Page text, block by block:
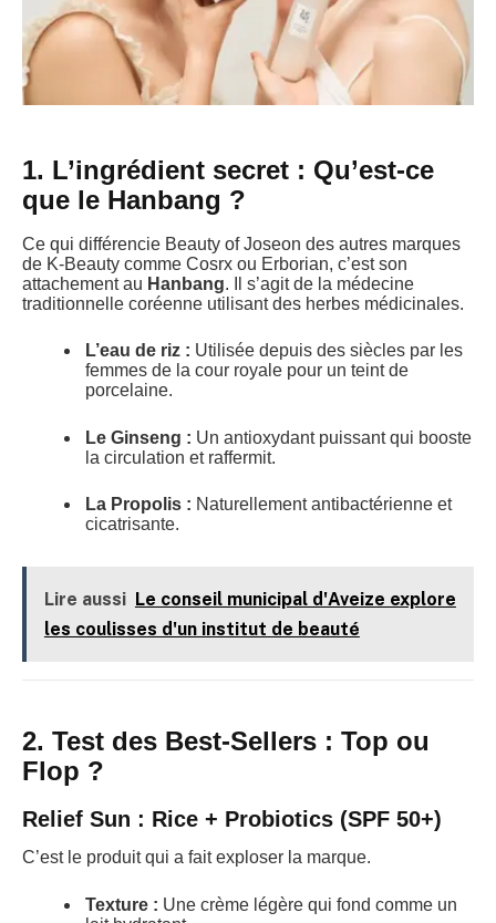
1. L’ingrédient secret : Qu’est-ce
que le Hanbang ?
Ce qui différencie Beauty of Joseon des autres marques
de K-Beauty comme Cosrx ou Erborian, c’est son
attachement au Hanbang. Il s’agit de la médecine
traditionnelle coréenne utilisant des herbes médicinales.
L’eau de riz : Utilisée depuis des siècles par les
femmes de la cour royale pour un teint de
porcelaine.
Le Ginseng : Un antioxydant puissant qui booste
la circulation et raffermit.
La Propolis : Naturellement antibactérienne et
cicatrisante.
Lire aussi Le conseil municipal d'Aveize explore
les coulisses d'un institut de beauté
2. Test des Best-Sellers : Top ou
Flop ?
Relief Sun : Rice + Probiotics (SPF 50+)
C’est le produit qui a fait exploser la marque.
Texture : Une crème légère qui fond comme un